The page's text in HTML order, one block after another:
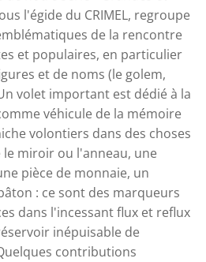
l'égide du CRIMEL, regroupe
de la rencontre
et populaires, en particulier
et de noms (le golem,
volet important est dédié à la
véhicule de la mémoire
volontiers dans des choses
miroir ou l'anneau, une
pièce de monnaie, un
: ce sont des marqueurs
dans l'incessant flux et reflux
inépuisable de
contributions